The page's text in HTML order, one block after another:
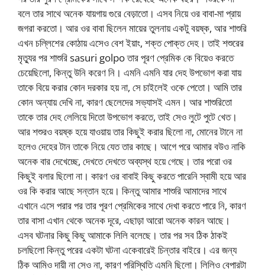
বলে তার সাথে অনেক যায়গায় গুরে বেড়াতো। এসব নিয়ে ওর বাবা-মা প্রায়
জগরা করতো। আর ওর বাবা ছিলেন মায়ের তুলনায় একটু বয়ষ্ক, আর শাশুরি
এখন চল্লিশের কোঠায় এসেও বেশ ইয়াং, শক্ত পোক্ত দেহ। তাই শশুরের
মৃত্যুর পর শাশুরি sasuri golpo তার পূরণ প্রেমিক কে বিয়েও করতে
চেয়েছিলো, কিন্তু উনি করেণ নি। এমনি এমনি যার দেহ উপভোগ করা যায়
তাকে বিয়ে করার কোন দরকার হয় না, সে চাইলেই ওকে পেতো। আমি তার
কোন অন্যায় দেখি না, কারণ ছেলেদের সভ্যাসই এমন। আর শাশুরিতো
তাকে তার দেহ লেলিয়ে দিতো উপভোগ করতে, তাই সেও লুটে পুটে খেত।
আর শশুরও বয়ষ্ক হয়ে যাওয়ায় তার কিছুই করার ছিলো না, মোনের টানে না
হলেও দেহের টান তাকে নিয়ে যেত তার কাছে। আগে পরে আমার বউও নাকি
অনেক বার দেখেচ্ছে, দেখতে দেখতে অব্যস্থ হয়ে গেছে। তার পরো ওর
কিছুই বলার ছিলো না। কারণ ওর বাবাই কিছু করতে পারেনি স্বামী হয়ে আর
ওর কি করার আছে সন্তান হয়ে। কিন্তু আমার শাশুরি আমাদের সাথে
এখানে এসে পরার পর তার পূরণ প্রেমিকের সাথে দেখা করতে পারে নি, কারণ
তার বাসা এখান থেকে অনেক দূরে, এছাড়া আরো অনেক কারন আছে।
এসব ঘটনার কিছু কিছু আমাকে লিলি বলেছে। তার পর সব ঠিক ঠাকই
চলছিলো কিন্তু পরের একটা ঘটনা একেবারেই চিন্তার বাইরে। এর জন্য
ঠিক আমিও দায়ী না সেও না, কারণ পরিস্থিতি এমনি ছিলো। লিলিও বেপারটা